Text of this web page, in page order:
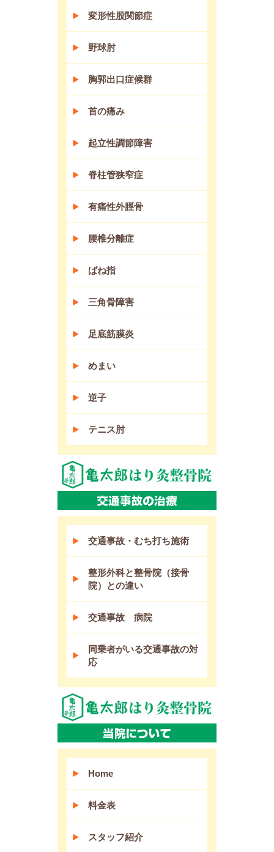
変形性股関節症
野球肘
胸郭出口症候群
首の痛み
起立性調節障害
脊柱管狭窄症
有痛性外脛骨
腰椎分離症
ばね指
三角骨障害
足底筋膜炎
めまい
逆子
テニス肘
交通事故・むち打ち施術
整形外科と整骨院（接骨
院）との違い
交通事故 病院
同乗者がいる交通事故の対
応
Home
料金表
スタッフ紹介